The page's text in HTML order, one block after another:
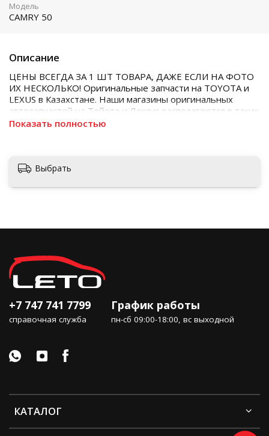
Описание
ЦЕНЫ ВСЕГДА ЗА 1 ШТ ТОВАРА, ДАЖЕ ЕСЛИ НА ФОТО
ИХ НЕСКОЛЬКО! Оригинальные запчасти на TOYOTA и
LEXUS в Казахстане. Наши магазины оригинальных
автозапчастей на Тойота и Лексус располагаются в таких
городах как Алматы, Астана, Шымкент, Кызылорда и
Показать полностью
Модель
CAMRY 50
Выбрать
КАТАЛОГ
+7 747 741 7799
справочная служба
График работы
пн-сб 09:00-18:00, вс выходной